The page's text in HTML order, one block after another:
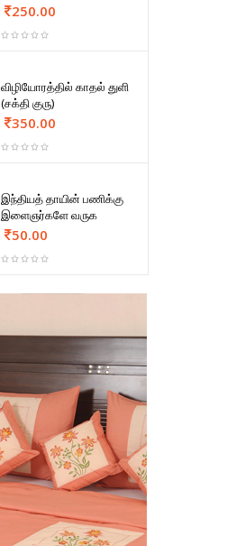
250.00
விழியோரத்தில் காதல் துளி
(சக்தி குரு)
350.00
இந்தியத் தாயின் பணிக்கு
இளைஞர்களே வருக
50.00